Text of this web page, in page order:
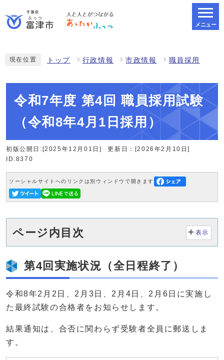
メニュー
現在位置 トップ 行政情報 市政情報 職員採用
令和7年度 第4回 職員採用試験
（令和8年4月1日採用）
初版公開日:[2025年12月01日]
更新日：[2026年2月10日]
ID:8370
ソーシャルサイトへのリンクは別ウィンドウで開きます
ページ内目次 表示
第4回実施状況（全日程終了）
令和8年2月2日、2月3日、2月4日、2月6日に実施し
た最終試験の合格者をお知らせします。
結果通知は、合否に関わらず受験者全員に郵送しま
す。